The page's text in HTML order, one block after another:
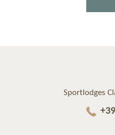
Sportlodges